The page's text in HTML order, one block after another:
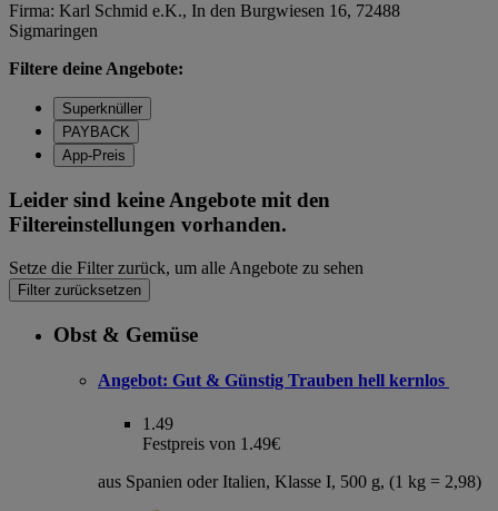
Firma: Karl Schmid e.K., In den Burgwiesen 16, 72488
Sigmaringen
Filtere deine Angebote:
Superknüller
PAYBACK
App-Preis
Leider sind keine Angebote mit den
Filtereinstellungen vorhanden.
Setze die Filter zurück, um alle Angebote zu sehen
Filter zurücksetzen
Obst & Gemüse
Angebot: Gut & Günstig Trauben hell kernlos
1.49
Festpreis von 1.49€
aus Spanien oder Italien, Klasse I, 500 g, (1 kg = 2,98)